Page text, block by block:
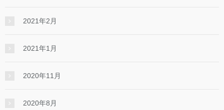
2021年2月
2021年1月
2020年11月
2020年8月